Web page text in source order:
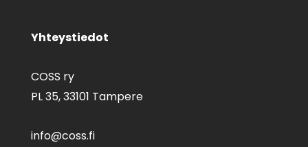
Yhteystiedot
COSS ry
PL 35,33101 Tampere
info@coss.fi